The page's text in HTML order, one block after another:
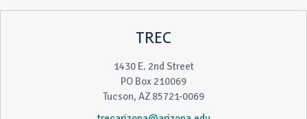
TREC
1430 E. 2nd Street
PO Box 210069
Tucson, AZ 85721-0069